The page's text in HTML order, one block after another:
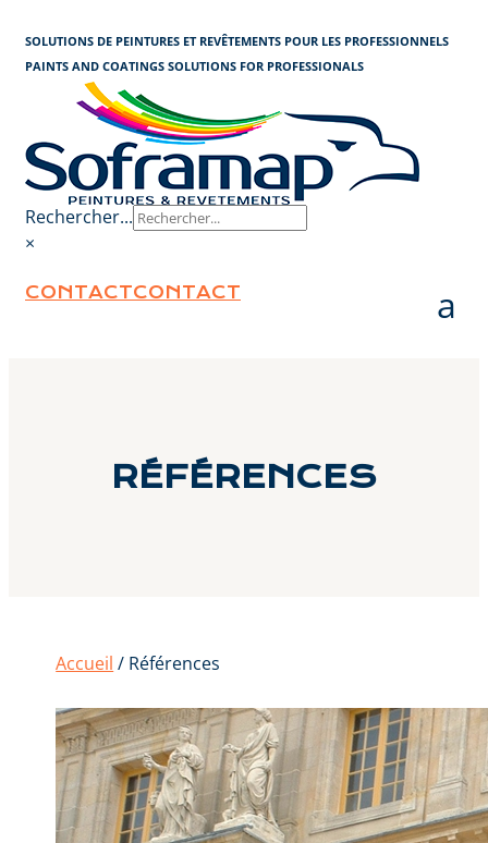
SOLUTIONS DE PEINTURES ET REVÊTEMENTS POUR LES PROFESSIONNELS
PAINTS AND COATINGS SOLUTIONS FOR PROFESSIONALS
Rechercher...
×
CONTACTCONTACT
RÉFÉRENCES
Accueil / Références